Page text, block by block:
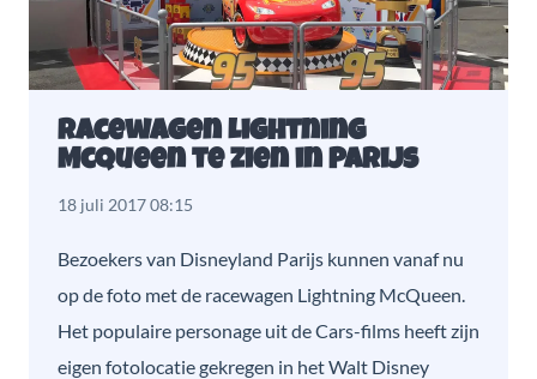
Racewagen Lightning
McQueen te zien in Parijs
18 juli 2017 08:15
Bezoekers van Disneyland Parijs kunnen vanaf nu
op de foto met de racewagen Lightning McQueen.
Het populaire personage uit de Cars-films heeft zijn
eigen fotolocatie gekregen in het Walt Disney